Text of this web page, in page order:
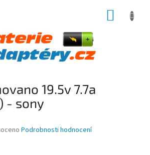
19.5v 7.7a
- sony
Podrobnosti hodnocení